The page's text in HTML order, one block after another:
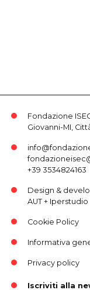
Fondazione
Giovanni-MI,
+39 3534824163
Design &
AUT+ Iperstudio
Cookie Policy
Informativa
Privacy policy
Iscriviti alla